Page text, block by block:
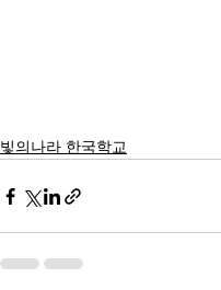
빛의나라 한국학교